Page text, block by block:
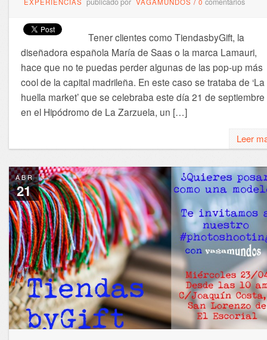
EXPERIENCIAS VAGAMUNDOS / 0
Tener clientes como TiendasbyGift, la
diseñadora española María de Saas o la marca Lamauri,
hace que no te puedas perder algunas de las pop-up más
cool de la capital madrileña. En este caso se trataba de ‘La
huella market’ que se celebraba este día 21 de septiembre
en el Hipódromo de La Zarzuela, un […]
Leer
ABR
21